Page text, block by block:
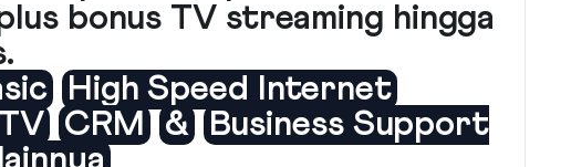
bonus TV streaming hingga
High Speed Internet
TV CRM &
Business Support